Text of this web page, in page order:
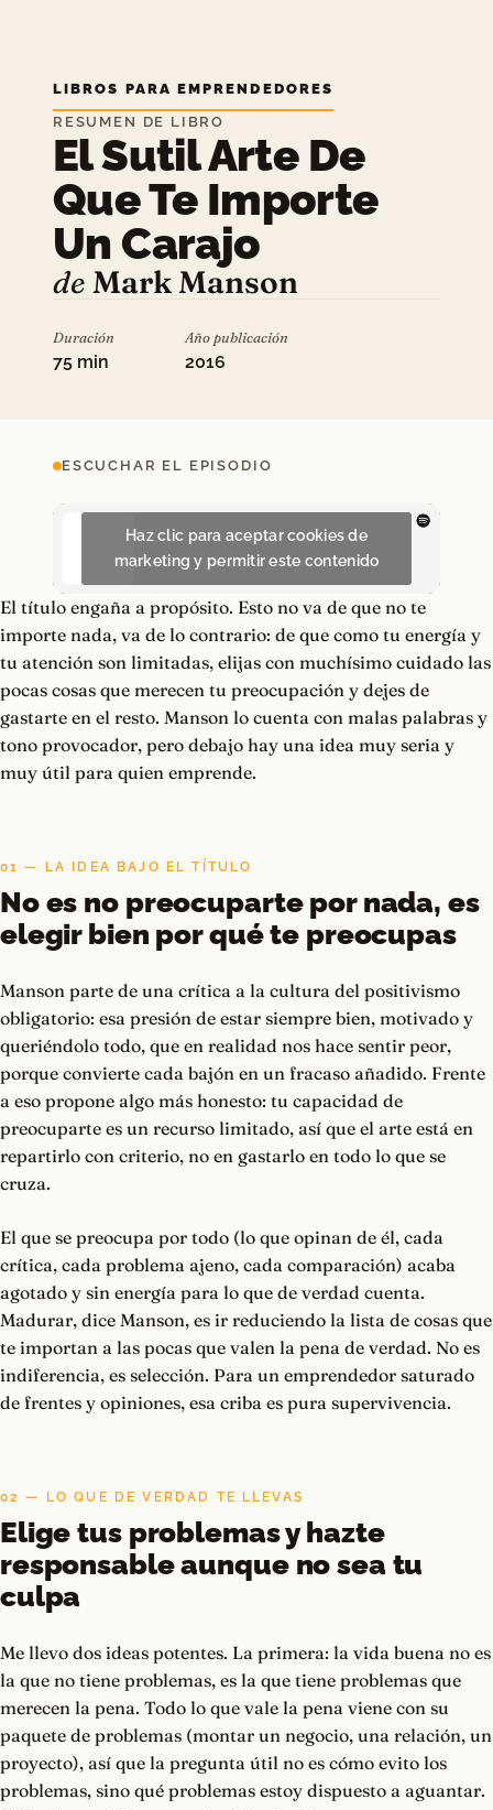
LIBROS PARA EMPRENDEDORES
RESUMEN DE LIBRO
El Sutil Arte De
Que Te Importe
Un Carajo
de Mark Manson
Duración
75 min
Año publicación
2016
ESCUCHAR EL EPISODIO
Haz clic para aceptar cookies de
marketing y permitir este contenido
El título engaña a propósito. Esto no va de que no te
importe nada, va de lo contrario: de que como tu energía y
tu atención son limitadas, elijas con muchísimo cuidado las
pocas cosas que merecen tu preocupación y dejes de
gastarte en el resto. Manson lo cuenta con malas palabras y
tono provocador, pero debajo hay una idea muy seria y
muy útil para quien emprende.
01 — LA IDEA BAJO EL TÍTULO
No es no preocuparte por nada, es
elegir bien por qué te preocupas
Manson parte de una crítica a la cultura del positivismo
obligatorio: esa presión de estar siempre bien, motivado y
queriéndolo todo, que en realidad nos hace sentir peor,
porque convierte cada bajón en un fracaso añadido. Frente
a eso propone algo más honesto: tu capacidad de
preocuparte es un recurso limitado, así que el arte está en
repartirlo con criterio, no en gastarlo en todo lo que se
cruza.
El que se preocupa por todo (lo que opinan de él, cada
crítica, cada problema ajeno, cada comparación) acaba
agotado y sin energía para lo que de verdad cuenta.
Madurar, dice Manson, es ir reduciendo la lista de cosas que
te importan a las pocas que valen la pena de verdad. No es
indiferencia, es selección. Para un emprendedor saturado
de frentes y opiniones, esa criba es pura supervivencia.
02 — LO QUE DE VERDAD TE LLEVAS
Elige tus problemas y hazte
responsable aunque no sea tu
culpa
Me llevo dos ideas potentes. La primera: la vida buena no es
la que no tiene problemas, es la que tiene problemas que
merecen la pena. Todo lo que vale la pena viene con su
paquete de problemas (montar un negocio, una relación, un
proyecto), así que la pregunta útil no es cómo evito los
problemas, sino qué problemas estoy dispuesto a aguantar.